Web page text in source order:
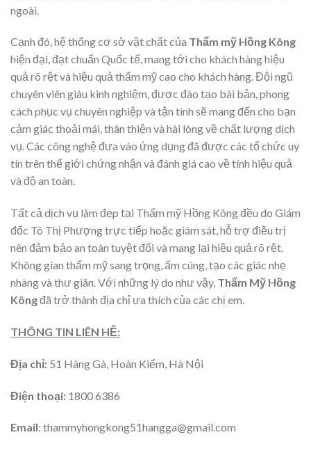
ngoài.
Cạnh đó, hệ thống cơ sở vật chất của Thẩm mỹ Hồng Kông
hiện đại, đạt chuẩn Quốc tế, mang tới cho khách hàng hiệu
quả rõ rệt và hiệu quả thẩm mỹ cao cho khách hàng. Đội ngũ
chuyên viên giàu kinh nghiệm, được đào tạo bài bản, phong
cách phục vụ chuyên nghiệp và tận tình sẽ mang đến cho bạn
cảm giác thoải mái, thân thiện và hài lòng về chất lượng dịch
vụ. Các công nghệ đưa vào ứng dụng đã được các tổ chức uy
tín trên thế giới chứng nhận và đánh giá cao về tính hiệu quả
và độ an toàn.
Tất cả dịch vụ làm đẹp tại Thẩm mỹ Hồng Kông đều do Giám
đốc Tô Thị Phượng trực tiếp hoặc giám sát, hỗ trợ điều trị
nên đảm bảo an toàn tuyệt đối và mang lại hiệu quả rõ rệt.
Không gian thẩm mỹ sang trọng, ấm cúng, tạo các giác nhẹ
nhàng và thư giãn. Với những lý do như vậy, Thẩm Mỹ Hồng
Kôngđã trở thành địa chỉ ưa thích của các chị em.
THÔNG TIN LIÊN HỆ:
Địa chỉ: 51 Hàng Gà, Hoàn Kiếm, Hà Nội
Điện thoại: 1800 6386
Email: thammyhongkong51hangga@gmail.com